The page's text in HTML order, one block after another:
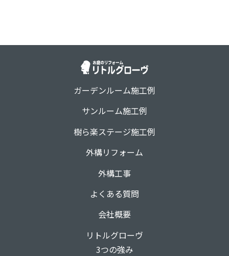
ガーデンルーム施工例
サンルーム施工例
樹ら楽ステージ施工例
外構リフォーム
外構工事
よくある質問
会社概要
リトルグローヴ
3つの強み